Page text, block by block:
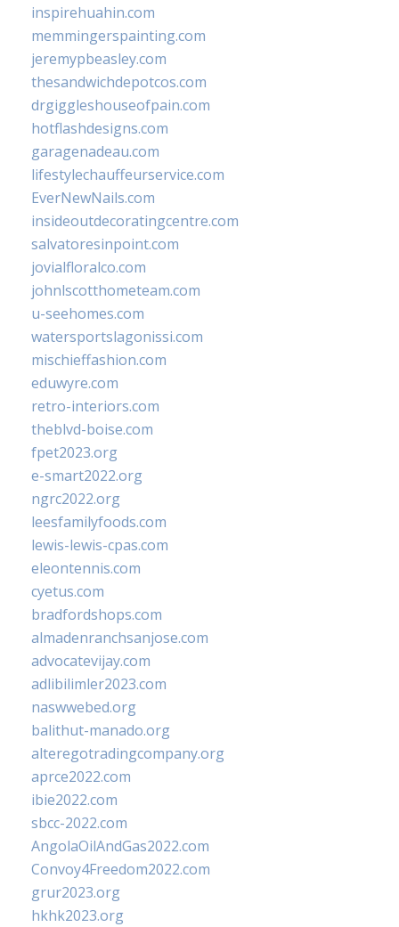
inspirehuahin.com
memmingerspainting.com
jeremypbeasley.com
thesandwichdepotcos.com
drgiggleshouseofpain.com
hotflashdesigns.com
garagenadeau.com
lifestylechauffeurservice.com
EverNewNails.com
insideoutdecoratingcentre.com
salvatoresinpoint.com
jovialfloralco.com
johnlscotthometeam.com
u-seehomes.com
watersportslagonissi.com
mischieffashion.com
eduwyre.com
retro-interiors.com
theblvd-boise.com
fpet2023.org
e-smart2022.org
ngrc2022.org
leesfamilyfoods.com
lewis-lewis-cpas.com
eleontennis.com
cyetus.com
bradfordshops.com
almadenranchsanjose.com
advocatevijay.com
adlibilimler2023.com
naswwebed.org
balithut-manado.org
alteregotradingcompany.org
aprce2022.com
ibie2022.com
sbcc-2022.com
AngolaOilAndGas2022.com
Convoy4Freedom2022.com
grur2023.org
hkhk2023.org